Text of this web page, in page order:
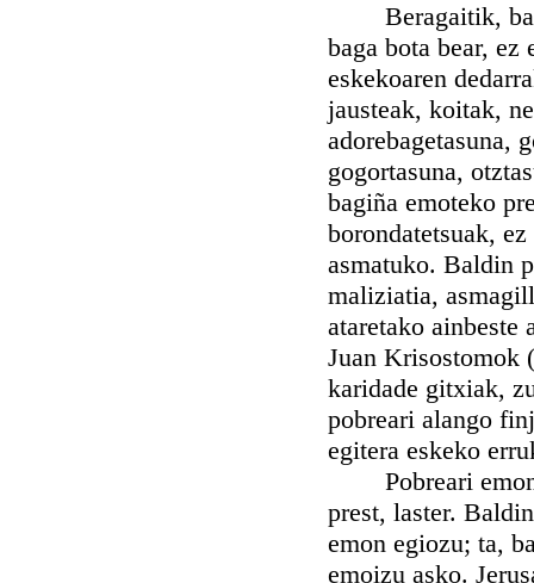
Beragaitik,
baga bota bear, ez
eskekoaren
jausteak, koitak,
adorebagetasuna,
gogortasuna,
bagiña emoteko
borondatetsuak,
asmatuko. Baldin
maliziatia,
ataretako ainbeste
Juan Krisostomok
karidade gitxiak,
pobreari alango
egitera eskeko
Pobreari
prest, laster.
emon egiozu; ta,
emoizu asko.